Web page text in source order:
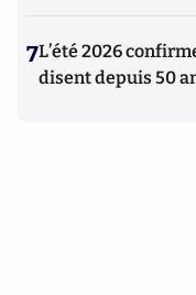
7L’été 2026
disent depuis 50